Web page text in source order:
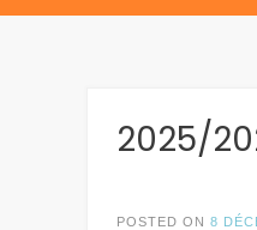
2025/
POSTED ON 8